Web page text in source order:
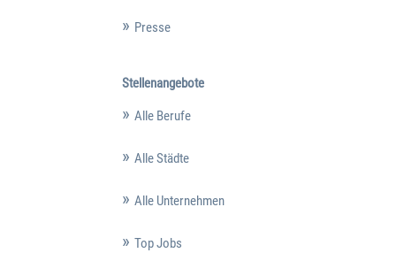
Presse
Stellenangebote
Alle Berufe
Alle Städte
Alle Unternehmen
Top Jobs